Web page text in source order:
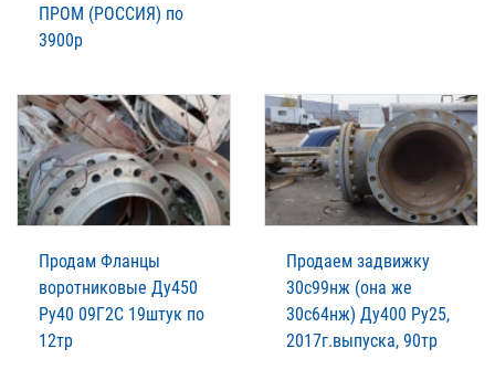
ПРОМ (РОССИЯ) по
3900р
Продам Фланцы
воротниковые Ду450
Ру40 09Г2С 19штук по
12тр
Продаем задвижку
30с99нж (она же
30с64нж) Ду400 Ру25,
2017г.выпуска, 90тр